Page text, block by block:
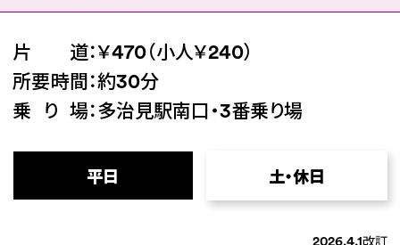
片道：￥470（小人￥240）
所要時間 ：約30分
乗り場：多治見駅南口・3番乗り場
平日 土・休日
2026.4.1改訂